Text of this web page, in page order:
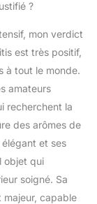
?
mon verdict
est très positif,
à tout le monde.
amateurs
recherchent la
des arômes de
élégant et ses
objet qui
soigné. Sa
majeur, capable